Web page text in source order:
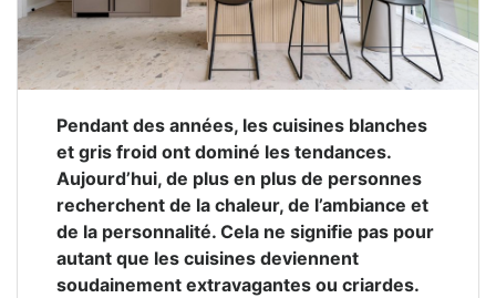
Pendant des années, les cuisines blanches
et gris froid ont dominé les tendances.
Aujourd’hui, de plus en plus de personnes
recherchent de la chaleur, de l’ambiance et
de la personnalité. Cela ne signifie pas pour
autant que les cuisines deviennent
soudainement extravagantes ou criardes.